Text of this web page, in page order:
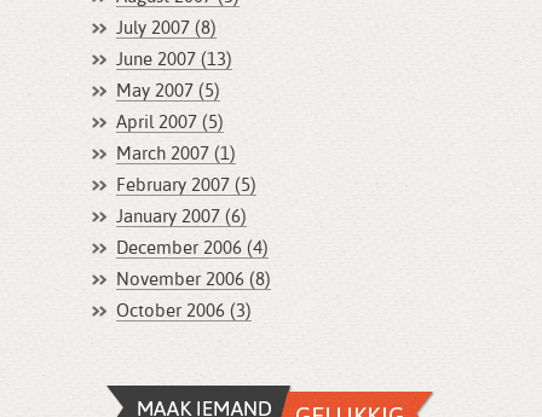
July 2007 (8)
June 2007 (13)
May 2007 (5)
April 2007 (5)
March 2007 (1)
February 2007 (5)
January 2007 (6)
December 2006 (4)
November 2006 (8)
October 2006 (3)